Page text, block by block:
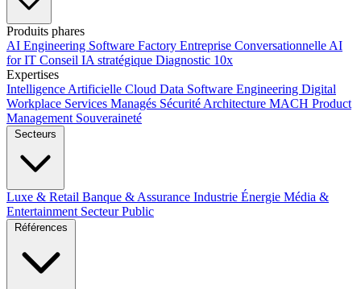
Produits phares
AI Engineering Software Factory Entreprise Conversationnelle AI
for IT Conseil IA stratégique Diagnostic 10x
Expertises
Intelligence Artificielle Cloud Data Software Engineering Digital
Workplace Services Managés Sécurité Architecture MACH Product
Management Souveraineté
Secteurs
Luxe & Retail Banque & Assurance Industrie Énergie Média &
Entertainment Secteur Public
Références